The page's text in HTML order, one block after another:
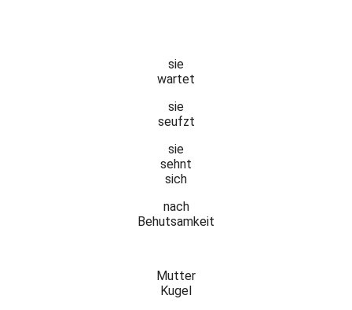
sie
wartet
sie
seufzt
sie
sehnt
sich
nach
Behutsamkeit
Mutter
Kugel